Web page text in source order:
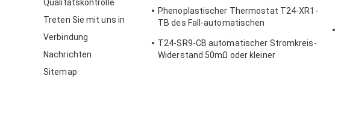
Qualitätskontrolle
Treten Sie mit uns in
Verbindung
Nachrichten
Sitemap
Phenoplastischer Thermostat T24-XR1-
TB des Fall-automatischen
Temp 0℃~250℃ UL/CUL
T24-SR9-CB automatischer Stromkreis-
Widerstand 50mΩ oder kleiner